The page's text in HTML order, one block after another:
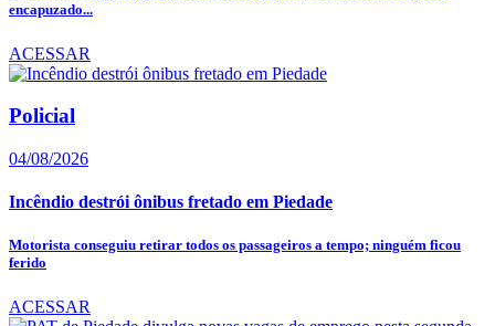
encapuzado...
ACESSAR
Policial
04/08/2026
Incêndio destrói ônibus fretado em Piedade
Motorista conseguiu retirar todos os passageiros a tempo; ninguém ficou
ferido
ACESSAR